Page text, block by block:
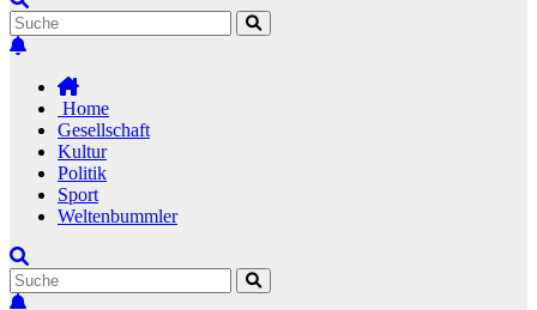
Home
Gesellschaft
Kultur
Politik
Sport
Weltenbummler